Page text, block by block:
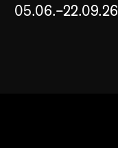
05.06.–22.09.26